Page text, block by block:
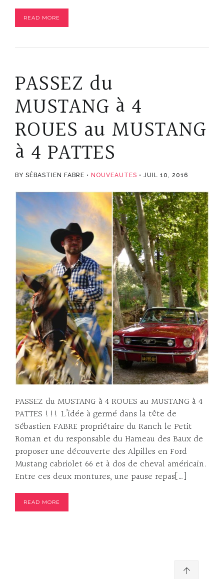
READ MORE
PASSEZ du
MUSTANG à 4
ROUES au MUSTANG
à 4 PATTES
BY SÉBASTIEN FABRE NOUVEAUTES JUIL 10, 2016
PASSEZ du MUSTANG à 4 ROUES au MUSTANG à 4
PATTES !!! L’idée à germé dans la tête de
Sébastien FABRE propriétaire du Ranch le Petit
Roman et du responsable du Hameau des Baux de
proposer une découverte des Alpilles en Ford
Mustang cabriolet 66 et à dos de cheval américain.
Entre ces deux montures, une pause repas[…]
READ MORE